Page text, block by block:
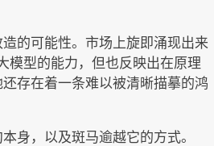
的可能性。市场上旋即涌现出来
模型的能力，但也反映出在原理
存在着一条难以被清晰描摹的鸿
身，以及斑马逾越它的方式。